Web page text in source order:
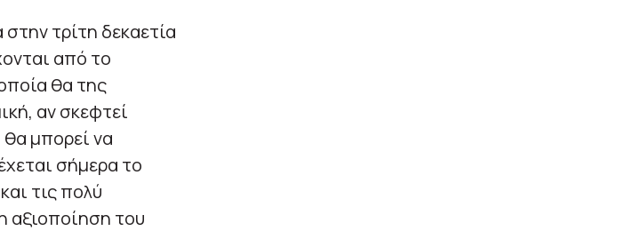
τρίτη δεκαετία
από το
θα της
αν σκεφτεί
μπορεί να
σήμερα το
τις πολύ
αξιοποίηση του